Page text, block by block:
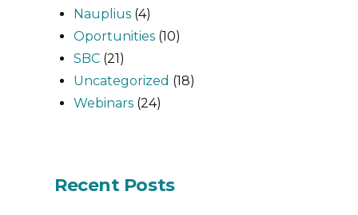
Nauplius (4)
Oportunities (10)
SBC (21)
Uncategorized (18)
Webinars (24)
Recent Posts